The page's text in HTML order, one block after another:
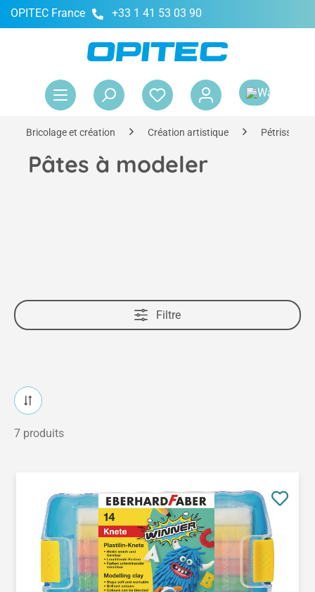
principal
OPITEC France +33 1 41 53 03 90
Bricolage et création Création artistique Pétrissage
Pâtes à modeler
Filtre
7 produits